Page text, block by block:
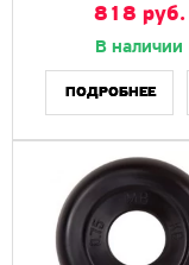
818 руб.
В наличии
ПОДРОБНЕЕ